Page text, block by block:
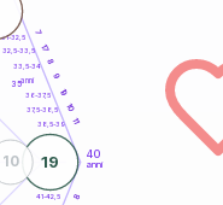
40
anni
31-32,5
32,5-33,5
33,5-34
36-37,5
37,5-38,5
38,5-39
41-42,5
7
17
8
9
19
10
11
8
19
10
35anni